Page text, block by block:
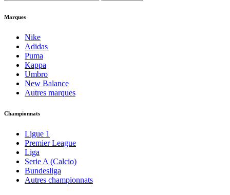
Marques
Nike
Adidas
Puma
Kappa
Umbro
New Balance
Autres marques
Championnats
Ligue 1
Premier League
Liga
Serie A (Calcio)
Bundesliga
Autres championnats